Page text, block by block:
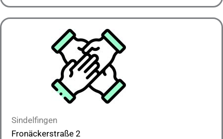
Sindelfingen
Fronäckerstraße 2